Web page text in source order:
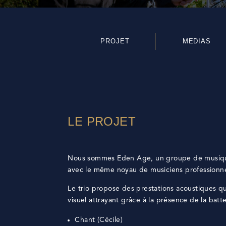
PROJET MEDIAS
LE PROJET
Nous sommes Eden Age, un groupe de
avec le même noyau de musiciens
Le trio propose des prestations acoustiques
visuel attrayant grâce à la présence de la
Chant (Cécile)